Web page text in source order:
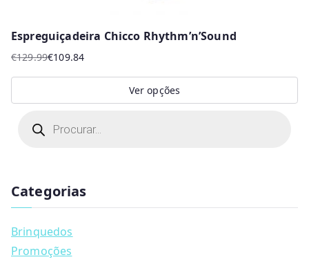
Espreguiçadeira Chicco Rhythm’n’Sound
€129.99
O
preço
original
€129.99.
€109.84
O
preço
atual
€109.84.
Ver opções
product
variants.
The
options
may
s
s
a
r
c
h
Categorias
Brinquedos
Promoções